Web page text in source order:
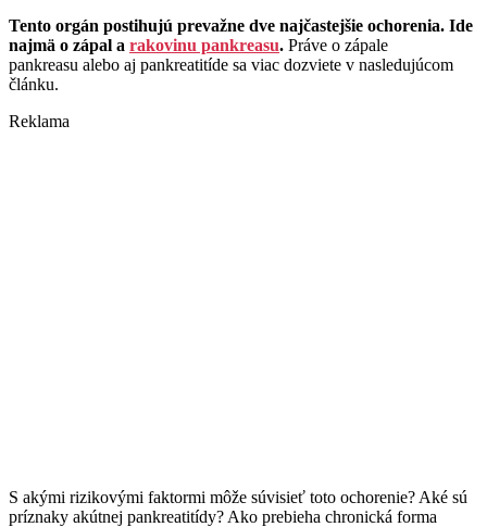
Tento orgán postihujú prevažne dve najčastejšie ochorenia. Ide
najmä o zápal a rakovinu pankreasu. Práve o zápale
pankreasu alebo aj pankreatitíde sa viac dozviete v nasledujúcom
článku.
Reklama
S akými rizikovými faktormi môže súvisieť toto ochorenie? Aké sú
príznaky akútnej pankreatitídy? Ako prebieha chronická forma